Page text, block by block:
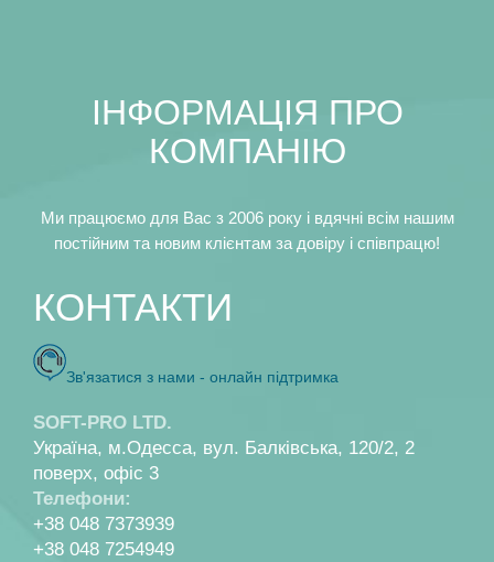
IНФОРМАЦIЯ ПРО
КОМПАНIЮ
Ми працюємо для Вас з 2006 року i вдячнi всiм нашим
постiйним та новим клiєнтам за довiру i спiвпрацю!
КОНТАКТИ
Зв'язатися з нами - онлайн пiдтримка
SOFT-PRO LTD.
Україна, м.Одесса, вул. Балкiвська, 120/2, 2
поверх, офiс 3
Телефони:
+38 048 7373939
+38 048 7254949